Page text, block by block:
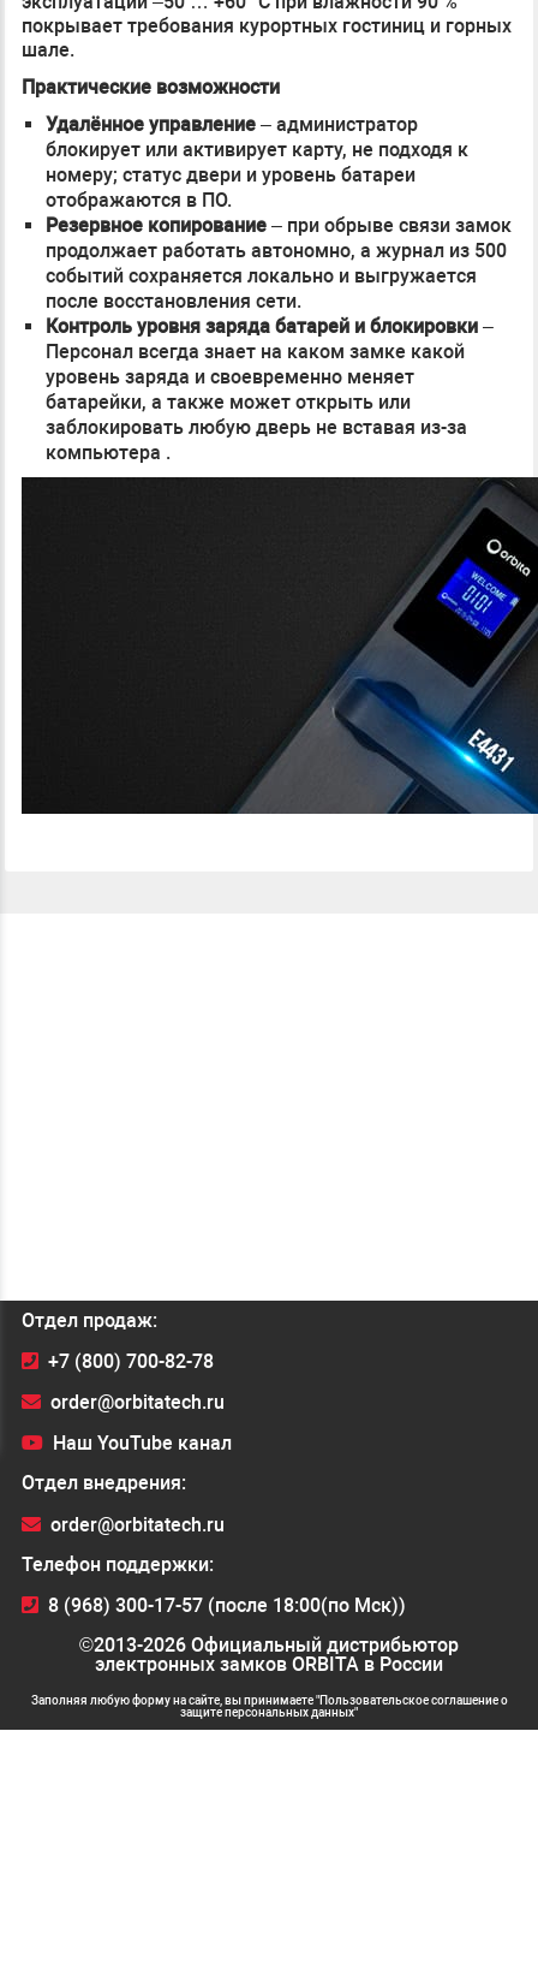
покрывает требования курортных гостиниц и горных
шале.
Практические возможности
Удалённое управление– администратор
блокирует или активирует карту, не подходя к
номеру; статус двери и уровень батареи
отображаются в ПО.
Резервное копирование – при обрыве связи замок
продолжает работать автономно, а журнал из 500
событий сохраняется локально и выгружается
после восстановления сети.
Контроль уровня заряда батарей и блокировки–
Персонал всегда знает на каком замке какой
уровень заряда и своевременно меняет
батарейки, а также может открыть или
заблокировать любую дверь не вставая из-за
компьютера .
Отдел продаж:
+7 (800) 700-82-78
order@orbitatech.ru
Наш YouTube канал
Отдел внедрения:
order@orbitatech.ru
Телефон поддержки:
8 (968) 300-17-57 (после 18:00(по Мск))
©2013-2026 Официальный дистрибьютор
электронных замков ORBITA в России
Заполняя любую форму на сайте, вы принимаете "Пользовательское соглашение о
защите персональных данных"